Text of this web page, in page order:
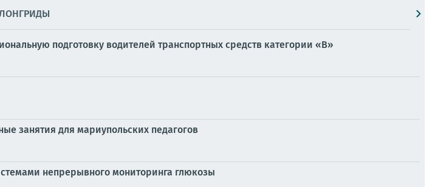
подготовку водителей транспортных средств категории «В»
занятия для мариупольских педагогов
непрерывного мониторинга глюкозы